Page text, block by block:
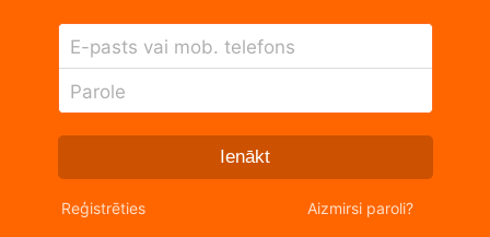
E-pasts vai mob. telefons
Parole
Ienākt
Reģistrēties Aizmirsi paroli?